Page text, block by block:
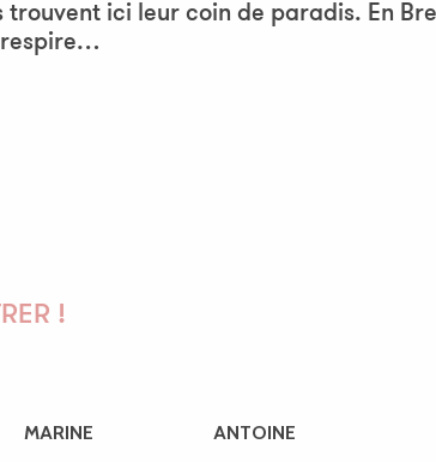
ici leur coin de paradis. En
respire…
!
MARINE ANTOINE